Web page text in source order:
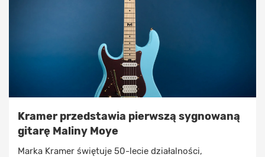
Kramer przedstawia pierwszą sygnowaną
gitarę Maliny Moye
Marka Kramer świętuje 50-lecie działalności,